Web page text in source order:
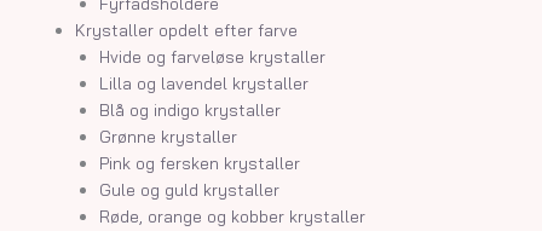
Krystaller opdelt efter farve
Hvide og farveløse krystaller
Lilla og lavendel krystaller
Blå og indigo krystaller
Grønne krystaller
Pink og fersken krystaller
Gule og guld krystaller
Røde, orange og kobber krystaller